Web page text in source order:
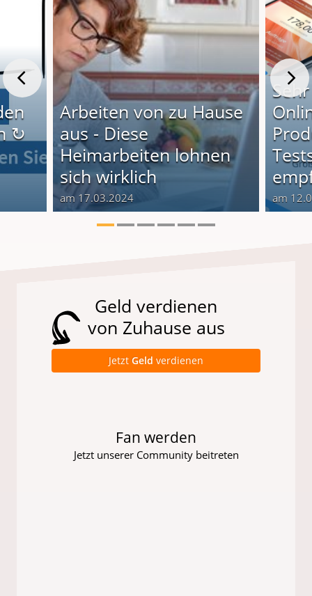
↻
Arbeiten von zu Hause
aus - Diese
Heimarbeiten lohnen
sich wirklich
am 17.03.2024 am
Geld verdienen
von Zuhause aus
Jetzt Geld verdienen
Fan werden
Jetzt unserer Community beitreten